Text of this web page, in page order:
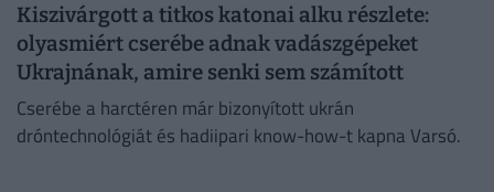
Kiszivárgott a titkos katonai alku részlete:
olyasmiért cserébe adnak vadászgépeket
Ukrajnának, amire senki sem számított
Cserébe a harctéren már bizonyított ukrán
dróntechnológiát és hadiipari know-how-t kapna Varsó.